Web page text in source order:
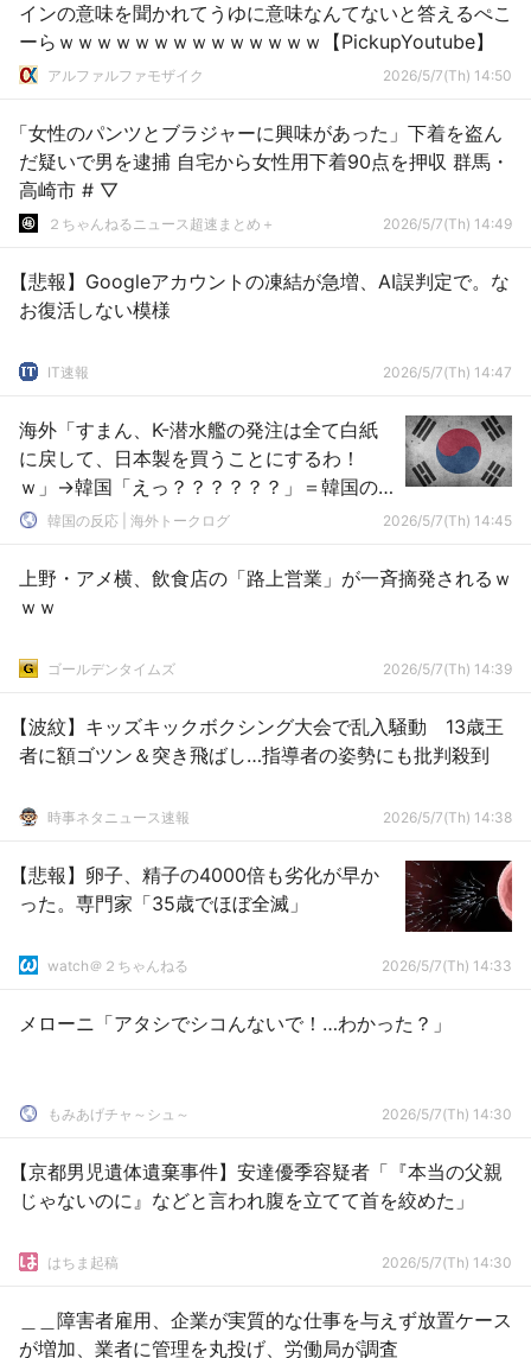
インの意味を聞かれてうゆに意味なんてないと答えるぺこ
ーらｗｗｗｗｗｗｗｗｗｗｗｗｗｗ【PickupYoutube】
アルファルファモザイク 2026/5/7(Th) 14:50
「女性のパンツとブラジャーに興味があった」下着を盗ん
だ疑いで男を逮捕 自宅から女性用下着90点を押収 群馬・
高崎市 # ▽
２ちゃんねるニュース超速まとめ＋ 2026/5/7(Th) 14:49
【悲報】Googleアカウントの凍結が急増、AI誤判定で。な
お復活しない模様
IT速報 2026/5/7(Th) 14:47
海外「すまん、K-潜水艦の発注は全て白紙
に戻して、日本製を買うことにするわ！
ｗ」→韓国「えっ？？？？？？」＝韓国の
反応韓国の反応 | 海外トークログ 2026/5/7(Th) 14:45
上野・アメ横、飲食店の「路上営業」が一斉摘発されるｗ
ｗｗ
ゴールデンタイムズ 2026/5/7(Th) 14:39
【波紋】キッズキックボクシング大会で乱入騒動 13歳王
者に額ゴツン＆突き飛ばし…指導者の姿勢にも批判殺到
時事ネタニュース速報 2026/5/7(Th) 14:38
【悲報】卵子、精子の4000倍も劣化が早か
った。専門家「35歳でほぼ全滅」
watch＠２ちゃんねる 2026/5/7(Th) 14:33
メローニ「アタシでシコんないで！…わかった？」
もみあげチャ～シュ～ 2026/5/7(Th) 14:30
【京都男児遺体遺棄事件】安達優季容疑者「『本当の父親
じゃないのに』などと言われ腹を立てて首を絞めた」
はちま起稿 2026/5/7(Th) 14:30
＿＿障害者雇用、企業が実質的な仕事を与えず放置ケース
が増加、業者に管理を丸投げ、労働局が調査